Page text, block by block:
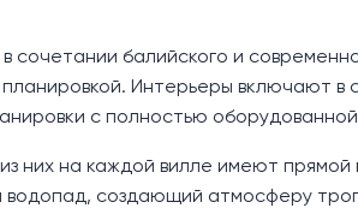
сочетании балийского и
Интерьеры включают
с полностью
них на каждой вилле имеют прямой
создающий атмосферу